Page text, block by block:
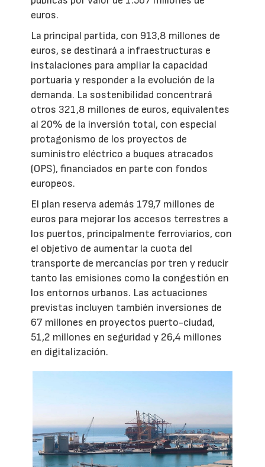
euros.
La principal partida, con 913,8 millones de
euros, se destinará a infraestructuras e
instalaciones para ampliar la capacidad
portuaria y responder a la evolución de la
demanda. La sostenibilidad concentrará
otros 321,8 millones de euros, equivalentes
al 20% de la inversión total, con especial
protagonismo de los proyectos de
suministro eléctrico a buques atracados
(OPS), financiados en parte con fondos
europeos.
El plan reserva además 179,7 millones de
euros para mejorar los accesos terrestres a
los puertos, principalmente ferroviarios, con
el objetivo de aumentar la cuota del
transporte de mercancías por tren y reducir
tanto las emisiones como la congestión en
los entornos urbanos. Las actuaciones
previstas incluyen también inversiones de
67 millones en proyectos puerto-ciudad,
51,2 millones en seguridad y 26,4 millones
en digitalización.